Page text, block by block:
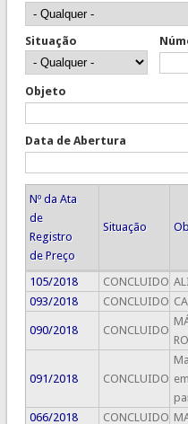
Situação
Objeto
Data de Abertura
Nº da Ata
de
Registro
de Preço
Situação
105/2018 CONCLUIDO
093/2018
CONCLUIDO
090/2018 CONCLUIDO
091/2018 CONCLUIDO
066/2018
CONCLUIDO